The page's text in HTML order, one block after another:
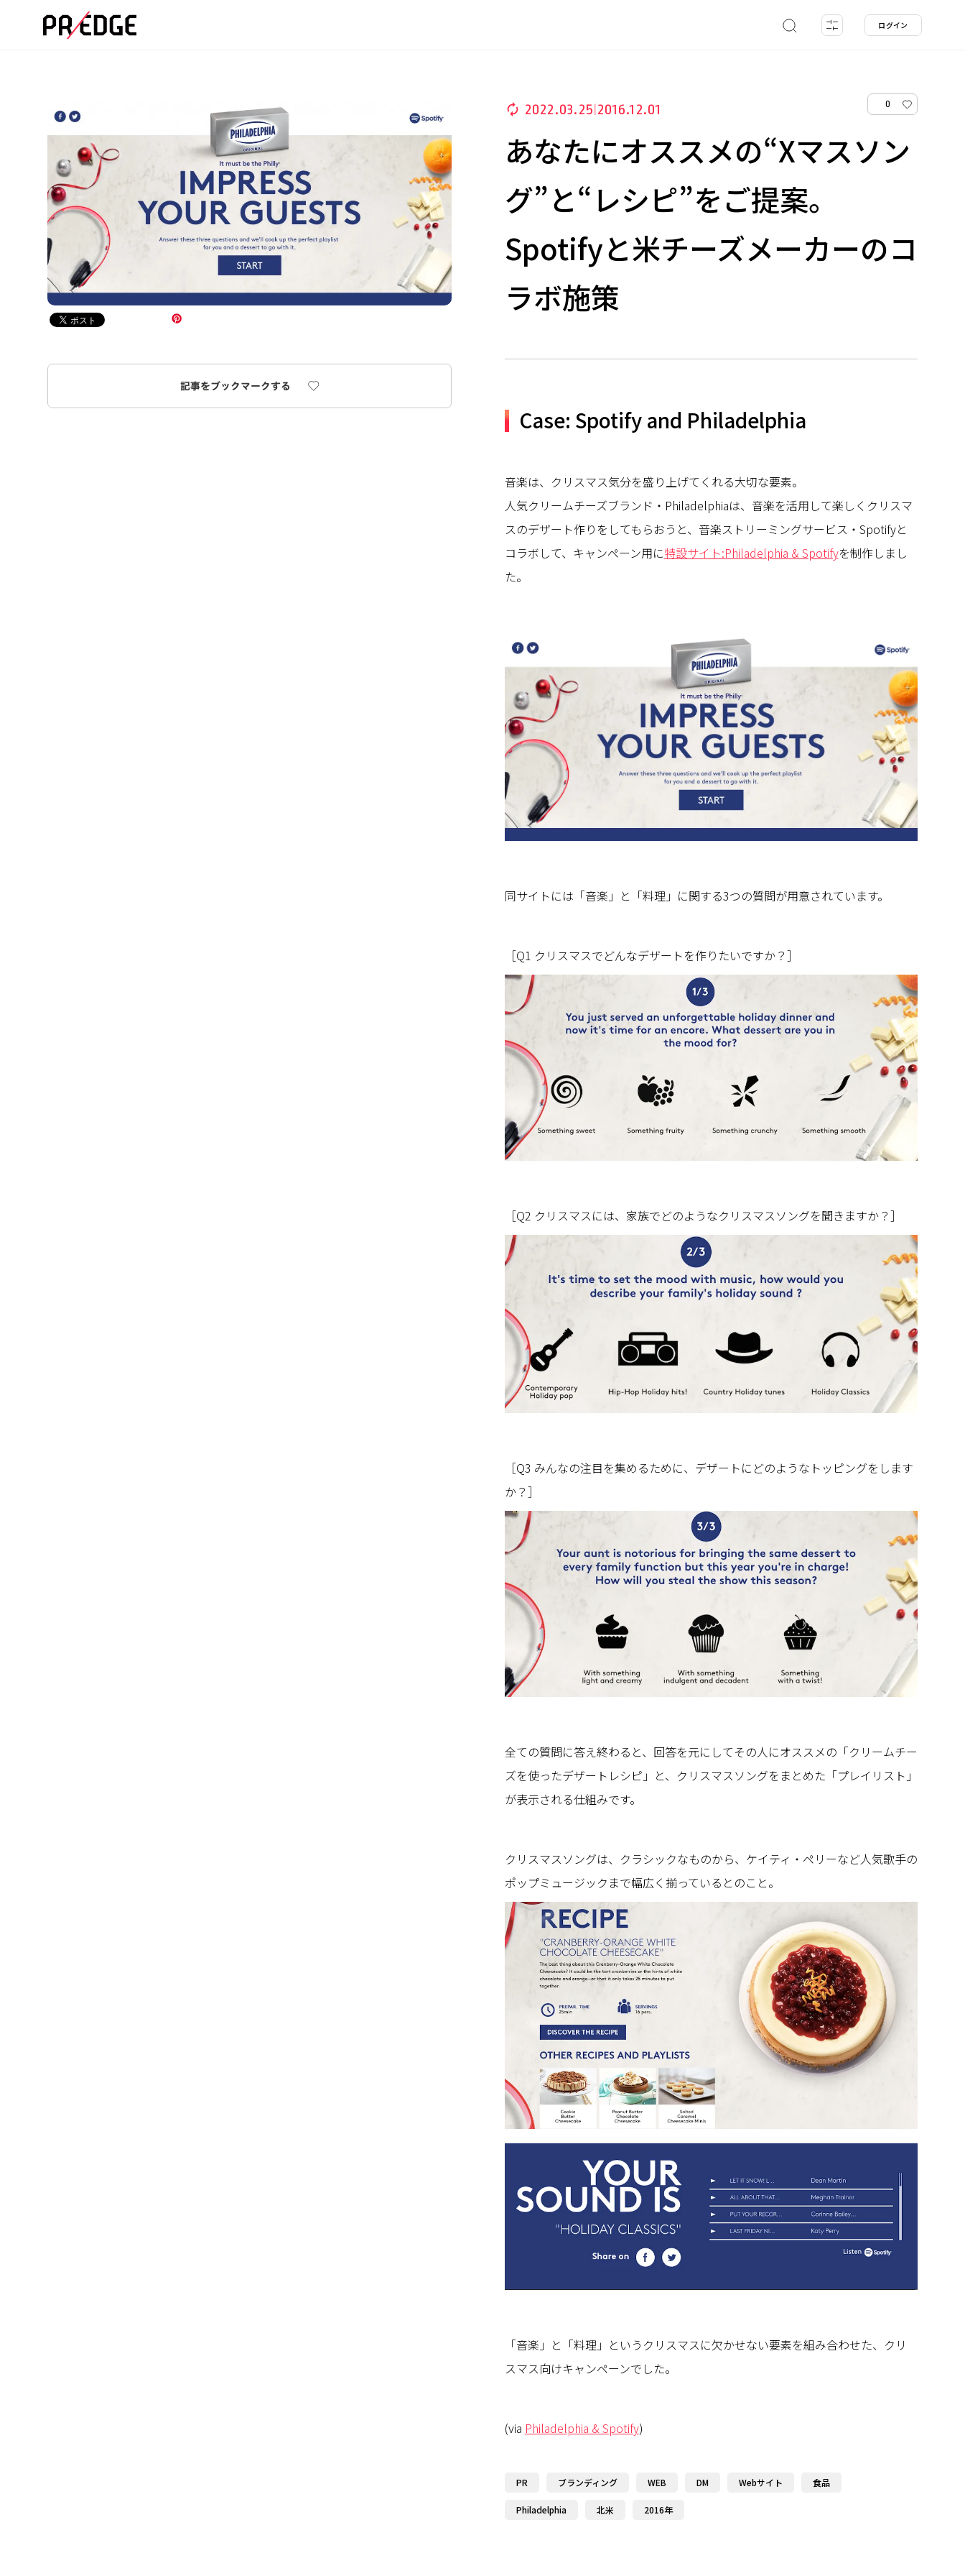
ログイン
2022.03.25 2016.12.01 0
あなたにオススメの“Xマスソン
グ”と“レシピ”をご提案。
Spotifyと米チーズメーカーのコ
ラボ施策
Case: Spotify and Philadelphia
音楽は、クリスマス気分を盛り上げてくれる大切な要素。
人気クリームチーズブランド・Philadelphiaは、音楽を活用して楽しくクリスマ
スのデザート作りをしてもらおうと、音楽ストリーミングサービス・Spotifyと
コラボして、キャンペーン用に特設サイト:Philadelphia & Spotifyを制作しまし
た。
同サイトには「音楽」と「料理」に関する3つの質問が用意されています。
［Q1 クリスマスでどんなデザートを作りたいですか？］
［Q2 クリスマスには、家族でどのようなクリスマスソングを聞きますか？］
［Q3 みんなの注目を集めるために、デザートにどのようなトッピングをします
か？］
全ての質問に答え終わると、回答を元にしてその人にオススメの「クリームチー
ズを使ったデザートレシピ」と、クリスマスソングをまとめた「プレイリスト」
が表示される仕組みです。
クリスマスソングは、クラシックなものから、ケイティ・ペリーなど人気歌手の
ポップミュージックまで幅広く揃っているとのこと。
「音楽」と「料理」というクリスマスに欠かせない要素を組み合わせた、クリ
スマス向けキャンペーンでした。
(via Philadelphia & Spotify)
PR ブランディング WEB DM Webサイト 食品
Philadelphia 北米 2016年